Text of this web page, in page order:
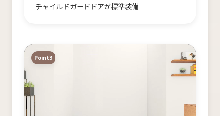
チャイルドガードドアが​標準装備
Point3